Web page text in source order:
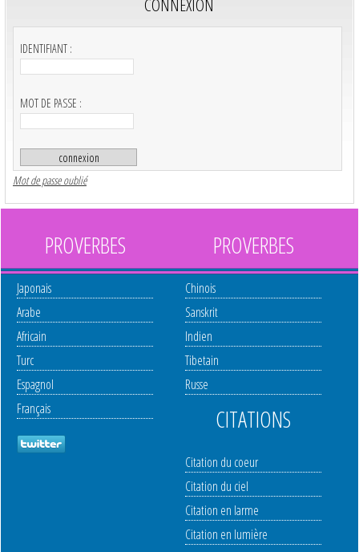
CONNEXION
IDENTIFIANT :
MOT DE PASSE :
Mot de passe oublié
PROVERBES
Japonais
Arabe
Africain
Turc
Espagnol
Français
PROVERBES
Chinois
Sanskrit
Indien
Tibetain
Russe
CITATIONS
Citation du coeur
Citation du ciel
Citation en larme
Citation en lumière